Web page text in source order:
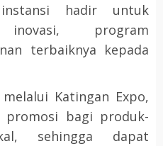
hadir untuk
inovasi, program
terbaiknya kepada
Katingan Expo,
promosi bagi produk-
sehingga dapat